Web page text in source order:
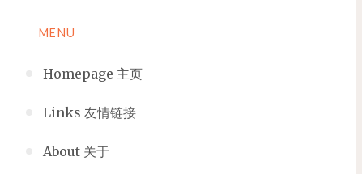
MENU
Homepage 主页
Links 友情链接
About 关于